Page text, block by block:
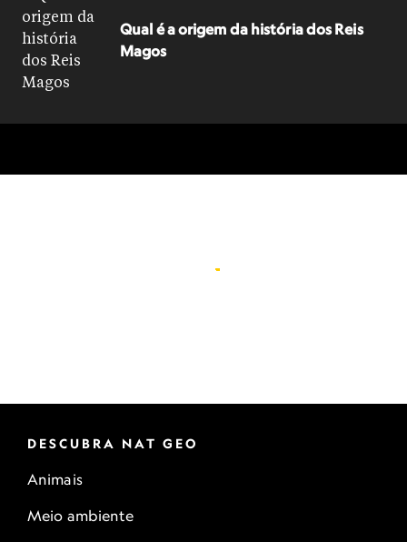
Qual é a origem da história dos Reis
Magos
DESCUBRA NAT GEO
Animais
Meio ambiente